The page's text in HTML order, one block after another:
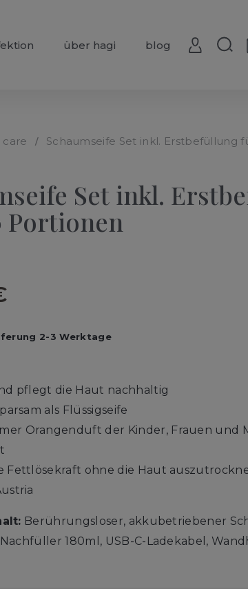
über hagi blog
care
Schaumseife Set inkl. Erstbefüllung
Set inkl.
Portionen
2-3 Werktage
pflegt die Haut nachhaltig
als Flüssigseife
Orangenduft der Kinder, Frauen und
Fettlösekraft ohne die Haut
Berührungsloser, akkubetriebener
180ml, USB-C-Ladekabel,